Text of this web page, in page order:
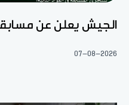
الجيش يعلن عن
07-08-2026